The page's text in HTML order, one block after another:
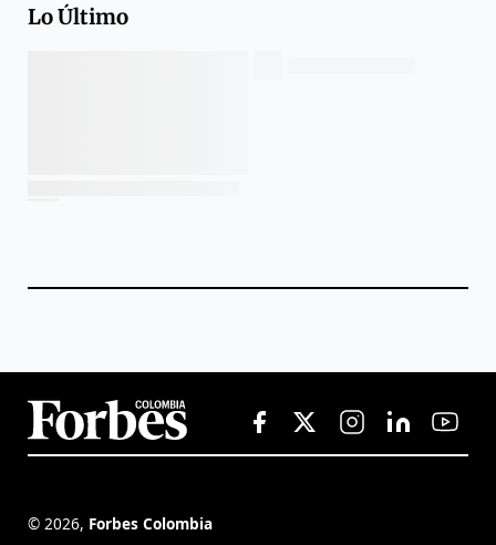
Lo Último
© 2026, Forbes Colombia